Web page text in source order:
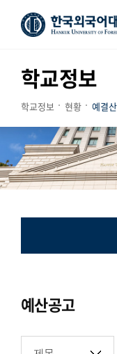
학교정보
학교정보 현황 예결
예산공고